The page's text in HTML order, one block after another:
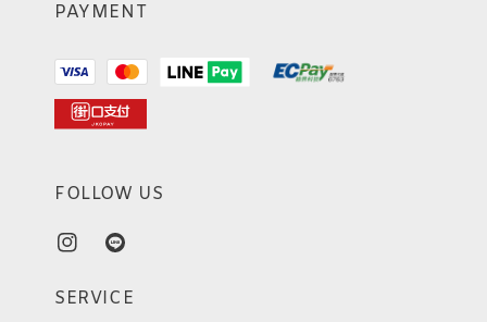
PAYMENT
FOLLOW US
SERVICE